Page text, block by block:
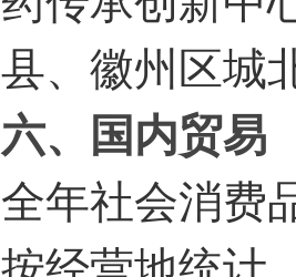
县、徽州区城
六、国内贸易
全年社会消费